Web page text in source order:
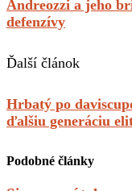
Andreozzi a jeho
defenzívy
Ďalší článok
Hrbatý po
ďalšiu generáciu
Podobné články